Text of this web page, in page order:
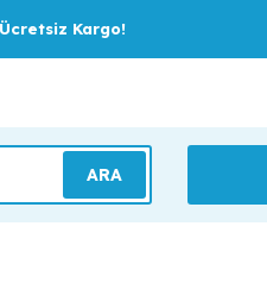
Ücretsiz Kargo!
ARA